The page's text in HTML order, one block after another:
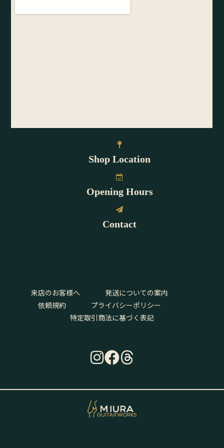
Shop Location
Opening Hours
Contact
来店のお客様へ
発送についての案内
依頼規約
プライバシーポリシー
特定取引商法に基づく表記